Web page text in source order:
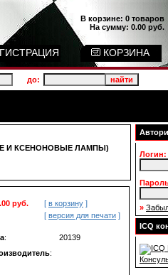
В корзине: 0 товаров
На сумму: 0.00 руб.
КОРЗИНА
до:
И КСЕНОНОВЫЕ ЛАМПЫ)
руб. [ в корзину ]
[ версия для печати ]
:
20139
:
Логин:
»
ICQ